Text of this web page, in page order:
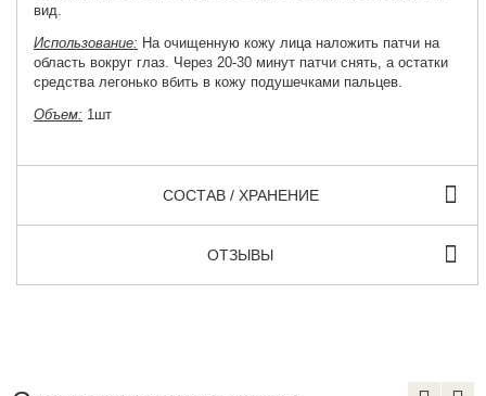
вид.
Использование: На очищенную кожу лица наложить патчи на
область вокруг глаз. Через 20-30 минут патчи снять, а остатки
средства легонько вбить в кожу подушечками пальцев.
Объем: 1шт
СОСТАВ / ХРАНЕНИЕ
ОТЗЫВЫ